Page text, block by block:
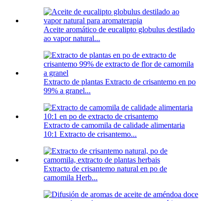
Aceite aromático de eucalipto globulus destilado
ao vapor natural...
Extracto de plantas Extracto de crisantemo en po
99% a granel...
Extracto de camomila de calidade alimentaria
10:1 Extracto de crisantemo...
Extracto de crisantemo natural en po de
camomila Herb...